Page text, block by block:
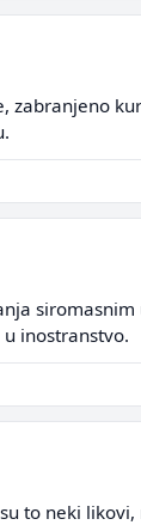
zabranjeno
inostranstvo.
to neki